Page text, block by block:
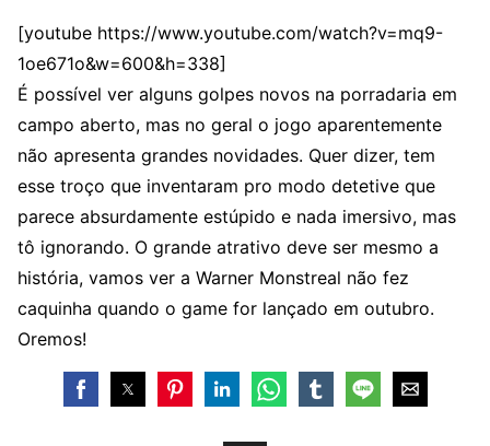
[youtube https://www.youtube.com/watch?v=mq9-
1oe671o&w=600&h=338]
É possível ver alguns golpes novos na porradaria em
campo aberto, mas no geral o jogo aparentemente
não apresenta grandes novidades. Quer dizer, tem
esse troço que inventaram pro modo detetive que
parece absurdamente estúpido e nada imersivo, mas
tô ignorando. O grande atrativo deve ser mesmo a
história, vamos ver a Warner Monstreal não fez
caquinha quando o game for lançado em outubro.
Oremos!